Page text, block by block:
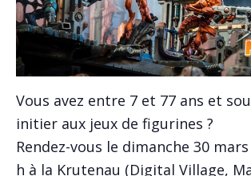
Vous avez entre 7 et 77 ans et
initier aux jeux de figurines ?
Rendez-vous le dimanche 30
h à la Krutenau (Digital Village,